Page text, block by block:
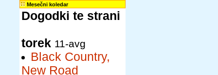
Mesečni koledar
Dogodki te strani
torek 11-avg
Black Country,
New Road